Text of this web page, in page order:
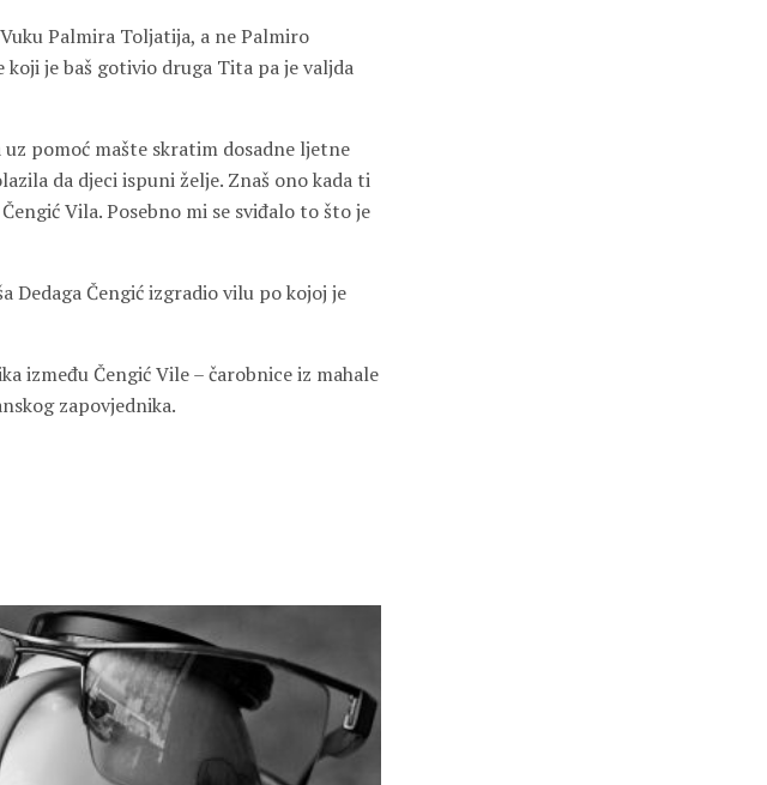
Palmira Toljatija, a ne Palmiro
je baš gotivio druga Tita pa je valjda
pomoć mašte skratim dosadne ljetne
da djeci ispuni želje. Znaš ono kada ti
Vila. Posebno mi se sviđalo to što je
Dedaga Čengić izgradio vilu po kojoj je
između ČengićVile – čarobnice iz mahale
zapovjednika.